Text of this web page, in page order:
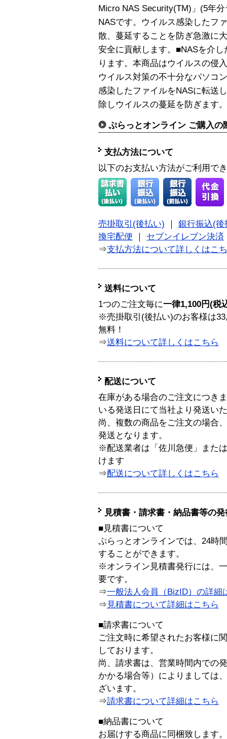
Micro NAS Security(TM)」(5年
NASです。ウイルス感染したフ
散、蔓延することを防ぎ急激に
安全に貢献します。■NASを介
ります。本商品はウイルスの侵
ウイルス対策の不十分なパソコ
感染したファイルをNASに転送
除しウイルスの蔓延を防ぎます。
ぷらっとオンライン ご購入の
支払方法について
以下のお支払い方法がご利用で
売掛取引(後払い)
銀行振込(後
換宅配便
セブンイレブン決済
⇒支払方法について詳しくはこ
送料について
1つのご注文毎に一律1,100円(税
※売掛取引(後払い)のお客様は
無料！
⇒送料について詳しくはこちら
配送について
在庫がある場合のご注文につき
いる発送日にて当社より発送い
尚、複数の商品をご注文の場合
発送となります。
※配送業者は「佐川急便」また
けます
⇒配送について詳しくはこちら
見積書・請求書・納品書等の
■見積書について
ぷらっとオンラインでは、24時
することができます。
※オンライン見積書発行には、
要です。
⇒一般法人会員（BizID）の詳細
⇒ 見積書について詳細はこちら
■請求書について
ご注文時に希望されたお客様に
しております。
尚、請求書は、営業時間内での
かかる場合等）によりましては
ざいます。
⇒請求書について詳細はこちら
■納品書について
お届けする商品に同梱致します。